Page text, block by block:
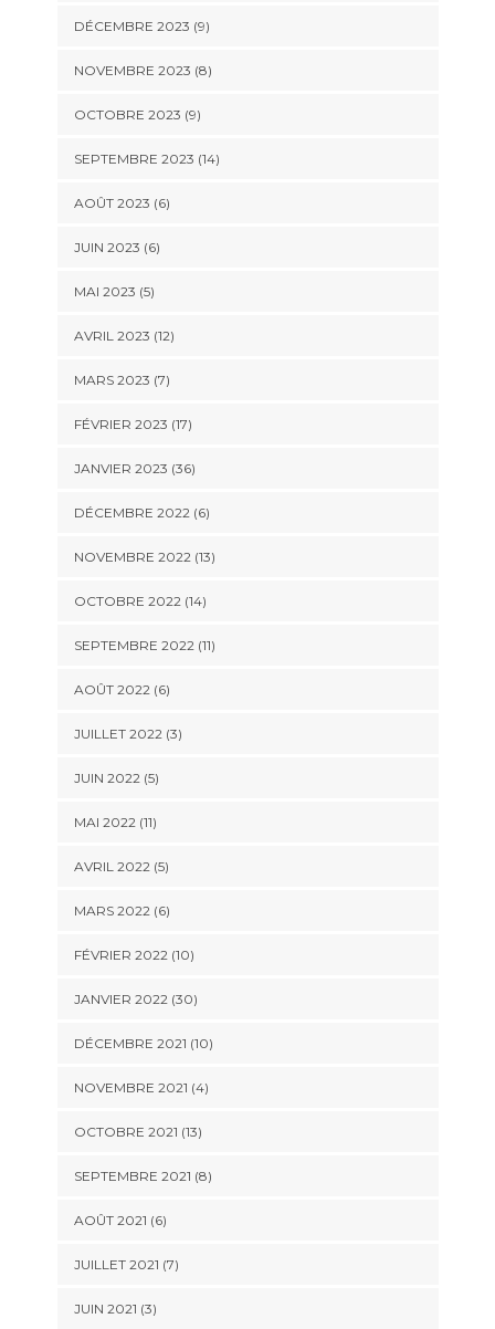
DÉCEMBRE 2023 (9)
NOVEMBRE 2023 (8)
OCTOBRE 2023 (9)
SEPTEMBRE 2023 (14)
AOÛT 2023 (6)
JUIN 2023 (6)
MAI 2023 (5)
AVRIL 2023 (12)
MARS 2023 (7)
FÉVRIER 2023 (17)
JANVIER 2023 (36)
DÉCEMBRE 2022 (6)
NOVEMBRE 2022 (13)
OCTOBRE 2022 (14)
SEPTEMBRE 2022 (11)
AOÛT 2022 (6)
JUILLET 2022 (3)
JUIN 2022 (5)
MAI 2022 (11)
AVRIL 2022 (5)
MARS 2022 (6)
FÉVRIER 2022 (10)
JANVIER 2022 (30)
DÉCEMBRE 2021 (10)
NOVEMBRE 2021 (4)
OCTOBRE 2021 (13)
SEPTEMBRE 2021 (8)
AOÛT 2021 (6)
JUILLET 2021 (7)
JUIN 2021 (3)